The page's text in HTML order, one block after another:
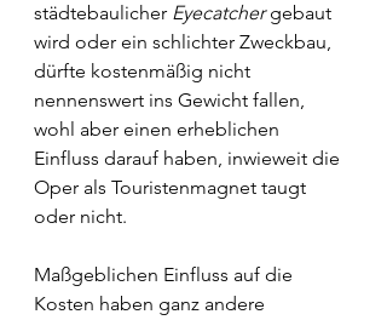
städtebaulicher Eyecatcher gebaut
wird oder ein schlichter Zweckbau,
dürfte kostenmäßig nicht
nennenswert ins Gewicht fallen,
wohl aber einen erheblichen
Einfluss darauf haben, inwieweit die
Oper als Touristenmagnet taugt
oder nicht.
Maßgeblichen Einfluss auf die
Kosten haben ganz andere